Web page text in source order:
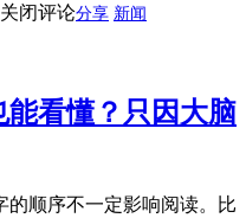
闭评论分享 新闻
看懂？只因大脑
的顺序不一定影响阅读。比